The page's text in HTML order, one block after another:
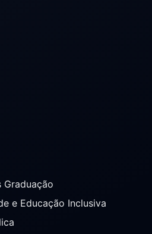
Graduação
e Educação Inclusiva